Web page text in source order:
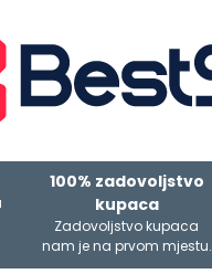
100% zadovoljstvo
kupaca
Zadovoljstvo kupaca
nam je na prvom mjestu.